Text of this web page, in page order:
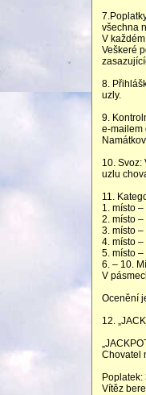
všechna
V
Veškeré
8.
uzly.
9.
e-mailem
10. Svoz:
uzlu
11.
1. místo
2. místo
3. místo
4. místo
5. místo
6. – 10.
V
Ocenění
12.
Chovatel
Poplatek:
Vítěz